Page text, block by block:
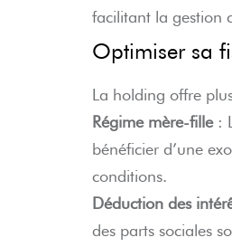
facilitant la gestion
Optimiser sa
La holding offre
Régime mère-fille:
bénéficier d’une
conditions.
Déduction des
des parts sociales